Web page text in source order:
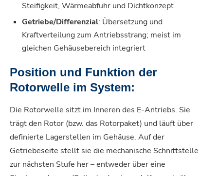
Steifigkeit, Wärmeabfuhr und Dichtkonzept
Getriebe/Differenzial: Übersetzung und
Kraftverteilung zum Antriebsstrang; meist im
gleichen Gehäusebereich integriert
Position und Funktion der
Rotorwelle im System:
Die Rotorwelle sitzt im Inneren des E-Antriebs. Sie
trägt den Rotor (bzw. das Rotorpaket) und läuft über
definierte Lagerstellen im Gehäuse. Auf der
Getriebeseite stellt sie die mechanische Schnittstelle
zur nächsten Stufe her – entweder über eine